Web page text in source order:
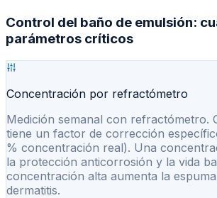
Control del baño de emulsión:
parámetros críticos
Concentración por refractómetro
Medición semanal con refractómetro.
tiene un factor de corrección
% concentración real). Una
la protección anticorrosión y la vida
concentración alta aumenta la
dermatitis.